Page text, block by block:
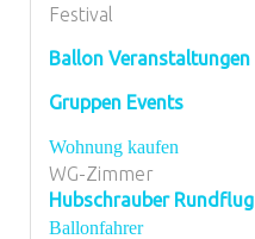
Festival
Ballon Veranstaltungen
Gruppen Events
Wohnung kaufen
WG-Zimmer
Hubschrauber Rundflug
Ballonfahrer